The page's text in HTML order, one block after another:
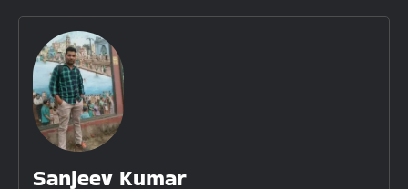
Sanjeev Kumar